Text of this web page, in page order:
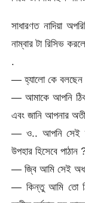
সাধারণত নাদিয়া
নাম্বার টা রিসিভ
.
— হ্যালো কে বলছেন
— আমাকে আপনি ঠিক
এবং জানি আপনার
— ও.. আপনি সেই
উপহার হিসেবে পাঠান
— জ্বি আমি সেই
— কিন্তু আমি তো